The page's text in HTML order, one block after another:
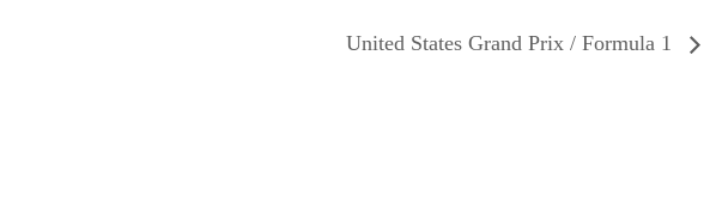
United States Grand Prix / Formula 1